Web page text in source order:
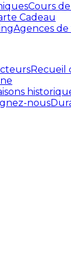
Cours
Cadeau
Agences de
Recueil
nous